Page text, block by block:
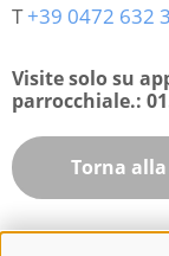
T+39 0472 632
Visite solo su
parrocchiale.:
Torna